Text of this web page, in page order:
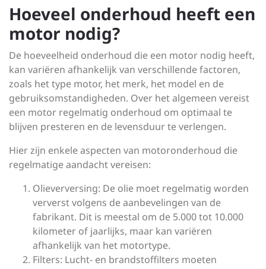
Hoeveel onderhoud heeft een
motor nodig?
De hoeveelheid onderhoud die een motor nodig heeft,
kan variëren afhankelijk van verschillende factoren,
zoals het type motor, het merk, het model en de
gebruiksomstandigheden. Over het algemeen vereist
een motor regelmatig onderhoud om optimaal te
blijven presteren en de levensduur te verlengen.
Hier zijn enkele aspecten van motoronderhoud die
regelmatige aandacht vereisen:
Olieverversing: De olie moet regelmatig worden
ververst volgens de aanbevelingen van de
fabrikant. Dit is meestal om de 5.000 tot 10.000
kilometer of jaarlijks, maar kan variëren
afhankelijk van het motortype.
Filters: Lucht- en brandstoffilters moeten